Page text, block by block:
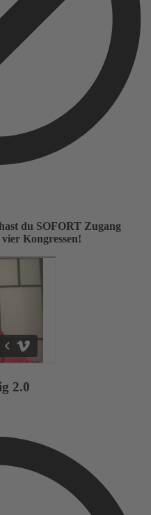
du SOFORT Zugang
Kongressen!
2.0